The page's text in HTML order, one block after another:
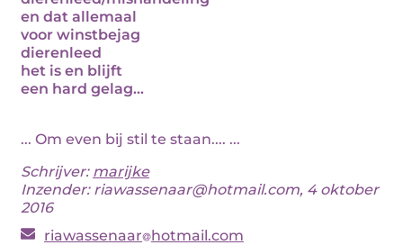
en dat allemaal
voor winstbejag
dierenleed
het is en blijft
een hard gelag...
... Om even bij stil te staan.... ...
Schrijver: marijke
Inzender: riawassenaar@hotmail.com, 4 oktober
2016
riawassenaar hotmail.com